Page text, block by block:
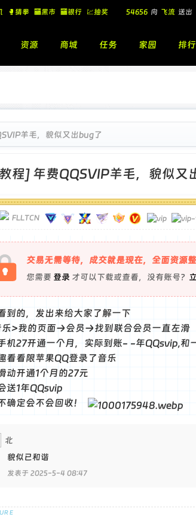
🥊猜拳 🏧黑市 🏧银行 💹抽奖
🎁
飞流 向 北 送出
飞流 向 北
54656 向 飞流 送出
资源 商城 任务 家园 排行
羊毛，貌似又出bug了
程] 年费QQSVIP羊毛，貌似又
FLLTCN
交易无需等待，成交就是现在，全面资源
您需要 登录 才可以下载或查看，没有账号？
到的，发出来给大家了解一下
乐>我的页面→会员→找到联合会员一直左滑
机27开通一个月，实际到账- -年QQsvip,和
看看限苹果QQ登录了音乐
动开通1个月的27元
送1年QQsvip
确定会不会回收！
北
貌似已和谐
发表于 2025-5-4 08:47